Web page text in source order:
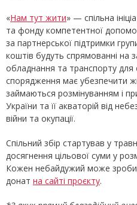
«Нам тут жити» — спільна
та фонду компетентної
за партнерської підтримки
коштів будуть спрямованні на
обладнання та транспорту для
спорядження має убезпечити
займаються розмінуванням і
України та її акваторій від
війни та окупації.
Спільний збір стартував у
досягнення цільової суми у
Кожен небайдужий може
донат на сайті проєкту.